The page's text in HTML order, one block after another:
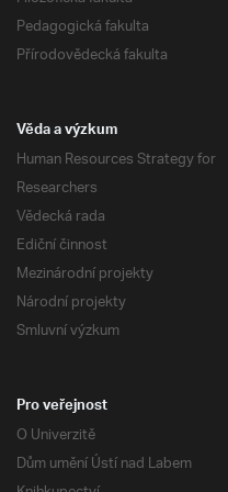
Pedagogická fakulta
Přírodovědecká fakulta
Věda a výzkum
Human Resources Strategy for
Researchers
Vědecká rada
Ediční činnost
Mezinárodní projekty
Národní projekty
Smluvní výzkum
Pro veřejnost
O Univerzitě
Dům umění Ústí nad Labem